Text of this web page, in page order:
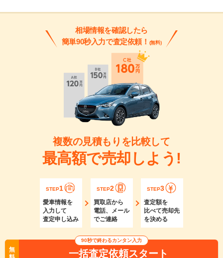
相場情報を確認したら
簡単90秒入力で査定依頼！ (無料)
複数の見積もりを比較して
最高額で売却しよう!
STEP1
愛車情報を
入力して
査定申し込み
STEP2
買取店から
電話、メール
でご連絡
STEP3
査定額を
比べて売却先
を決める
無
90秒で終わるカンタン入力
一括査定依頼スタート